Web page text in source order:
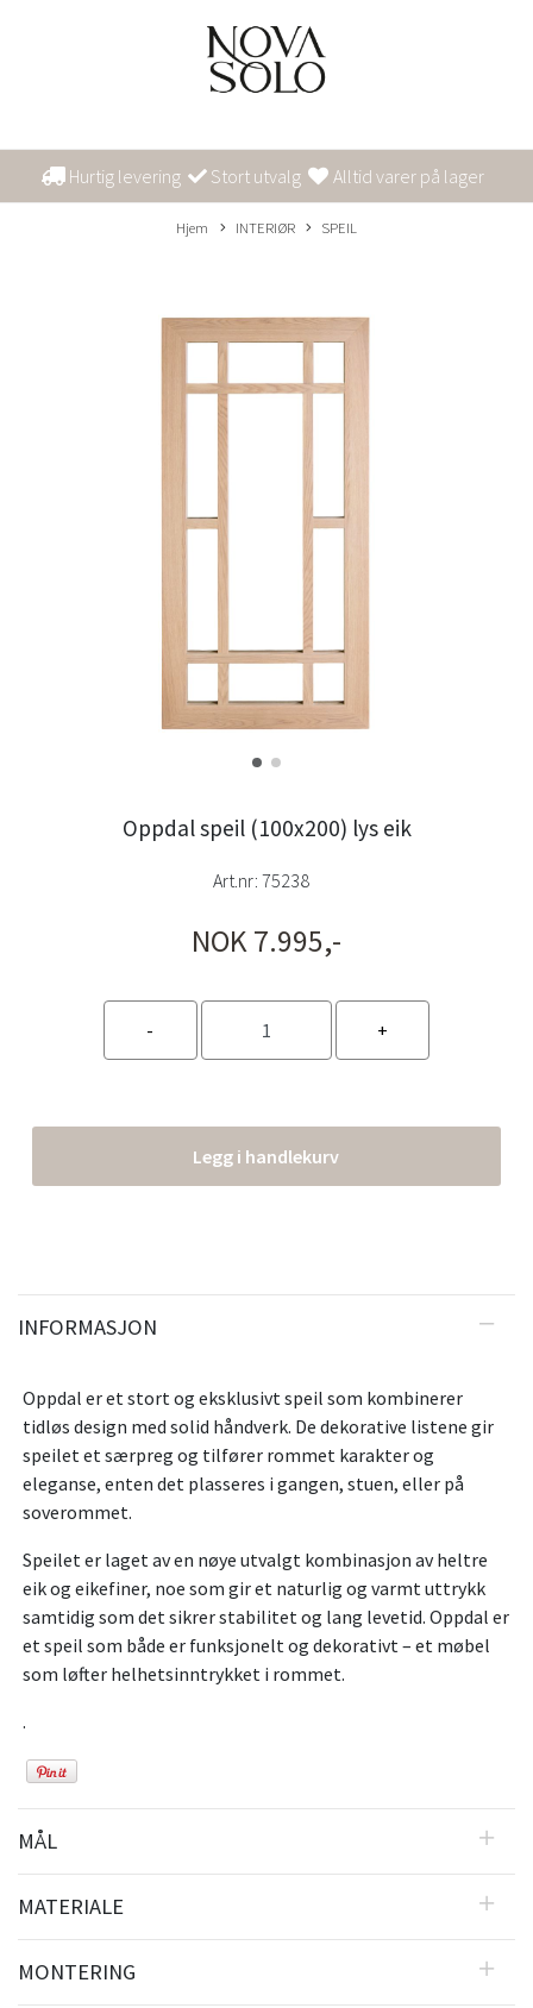
Hurtig levering Stort utvalg Alltid varer på lager
Hjem INTERIØR SPEIL
Oppdal speil (100x200) lys eik
Art.nr: 75238
NOK 7.995,-
Legg i handlekurv
INFORMASJON
Oppdal er et stort og eksklusivt speil som kombinerer
tidløs design med solid håndverk. De dekorative listene gir
speilet et særpreg og tilfører rommet karakter og
eleganse, enten det plasseres i gangen, stuen, eller på
soverommet.
Speilet er laget av en nøye utvalgt kombinasjon av heltre
eik og eikefiner, noe som gir et naturlig og varmt uttrykk
samtidig som det sikrer stabilitet og lang levetid. Oppdal er
et speil som både er funksjonelt og dekorativt – et møbel
som løfter helhetsinntrykket i rommet.
.
MÅL
MATERIALE
MONTERING